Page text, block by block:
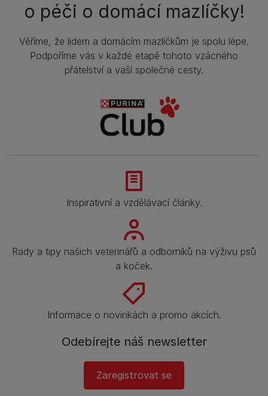
o péči o domácí mazlíčky!
Věříme, že lidem a domácím mazlíčkům je spolu lépe.
Podpoříme vás v každé etapě tohoto vzácného
přátelství a vaší společné cesty.
Inspirativní a vzdělávací články.
Rady a tipy našich veterinářů a odborníků na výživu psů
a koček.
Informace o novinkách a promo akcích.
Odebírejte náš newsletter
Zaregistrovat se